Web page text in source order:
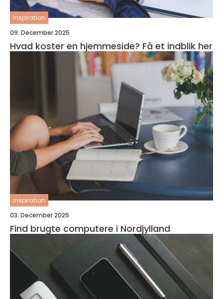
inspiration
09. December 2025
Hvad koster en hjemmeside? Få et indblik her
inspiration
03. December 2025
Find brugte computere i Nordjylland